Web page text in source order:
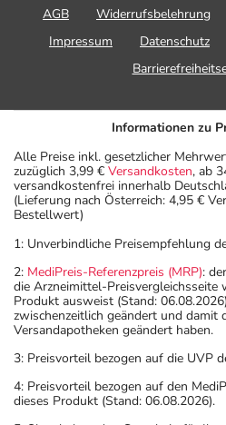
AGB Widerrufsbelehrung
Impressum
Datenschutz
Informationen zu
Alle Preise inkl. gesetzlicher
zuzüglich 3,99 € Versandkosten, ab
versandkostenfrei innerhalb
(Lieferung nach Österreich: 4,95 €
Bestellwert)
1: Unverbindliche Preisempfehlung
2: MediPreis-Referenzpreis (MRP):
die Arzneimittel-Preisvergleichsseite
Produkt ausweist (Stand:
zwischenzeitlich geändert und damit
Versandapotheken geändert haben.
3: Preisvorteil bezogen auf die UVP
4: Preisvorteil bezogen auf den
dieses Produkt (Stand: 06.08.2026).